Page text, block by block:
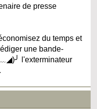
de presse
du temps et
une bande-
l'exterminateur